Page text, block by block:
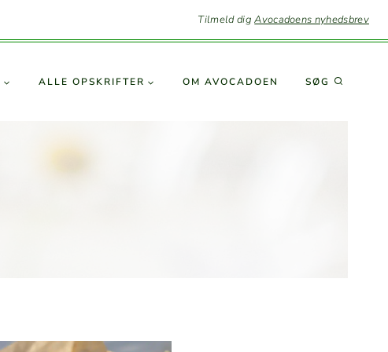
Tilmeld digAvocadoens nyhedsbrev
ALLE OPSKRIFTER OM AVO­CA­DOEN SØG